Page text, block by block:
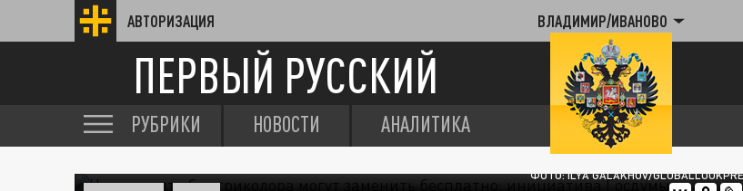
АВТОРИЗАЦИЯ ВЛАДИМИР/ИВАНОВО
ПЕРВЫЙ РУССКИЙ
РУБРИКИ НОВОСТИ АНАЛИТИКА
ФОТО: ILYA GALAKHOV/